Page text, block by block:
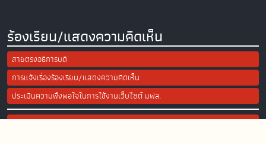
ร้องเรียน/แสดงความคิดเห็น
สายตรงอธิการบดี
การแจ้งเรื่องร้องเรียน/แสดงความคิดเห็น
ประเมินความพึงพอใจในการใช้งานเว็บไซต์ มฟล.
Site Map